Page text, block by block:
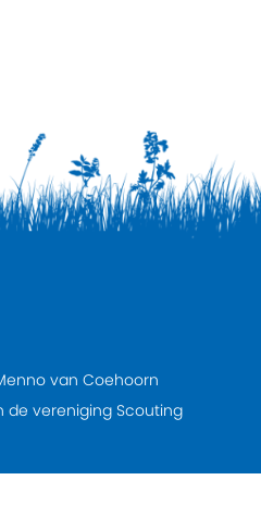
van Coehoorn
de vereniging Scouting